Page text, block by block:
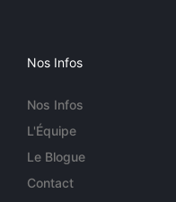
Nos Infos
Nos Infos
L'Équipe
Le Blogue
Contact